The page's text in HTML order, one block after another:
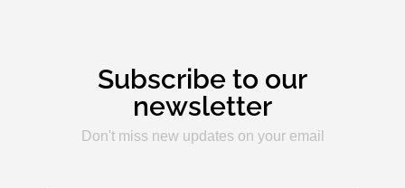
Subscribe to our
newsletter
Don't miss new updates on your email